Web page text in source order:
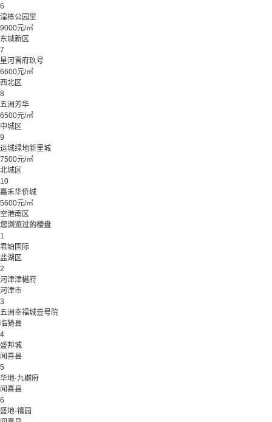
6
湟栋公园里
9000元/㎡
东城新区
7
星河晋府玖号
6600元/㎡
西北区
8
五洲芳华
6500元/㎡
中城区
9
运城绿地新里城
7500元/㎡
北城区
10
嘉禾华侨城
5600元/㎡
空港南区
您浏览过的楼盘
1
君铂国际
盐湖区
2
河津津樾府
河津市
3
五洲幸福城壹号院
临猗县
4
盛邦城
闻喜县
5
华地·九樾府
闻喜县
6
盛地·禧园